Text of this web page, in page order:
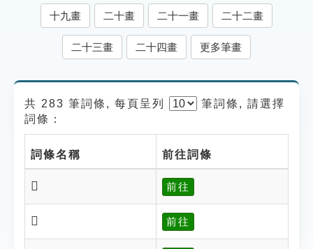
遊戲專區
貓頭鷹博士
十九畫 二十畫 二十一畫 二十二畫
二十三畫 二十四畫 更多筆畫
共 283 筆詞條, 每頁呈列 筆詞條, 請選擇
詞條：
詞條名稱 前往詞條
𤚊 前往
𤚌 前往